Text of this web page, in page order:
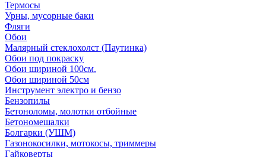
Термосы
Урны, мусорные баки
Фляги
Обои
Малярный стеклохолст (Паутинка)
Обои под покраску
Обои шириной 100см.
Обои шириной 50см
Инструмент электро и бензо
Бензопилы
Бетоноломы, молотки отбойные
Бетономешалки
Болгарки (УШМ)
Газонокосилки, мотокосы, триммеры
Гайковерты